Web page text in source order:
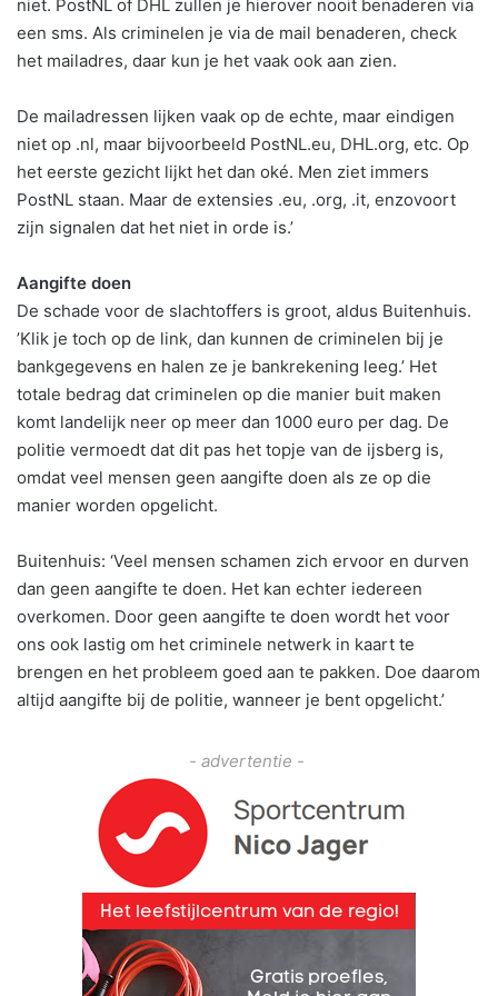
niet. PostNL of DHL zullen je hierover nooit benaderen via
een sms. Als criminelen je via de mail benaderen, check
het mailadres, daar kun je het vaak ook aan zien.
De mailadressen lijken vaak op de echte, maar eindigen
niet op .nl, maar bijvoorbeeld PostNL.eu, DHL.org, etc. Op
het eerste gezicht lijkt het dan oké. Men ziet immers
PostNL staan. Maar de extensies .eu, .org, .it, enzovoort
zijn signalen dat het niet in orde is.’
Aangifte doen
De schade voor de slachtoffers is groot, aldus Buitenhuis.
’Klik je toch op de link, dan kunnen de criminelen bij je
bankgegevens en halen ze je bankrekening leeg.’ Het
totale bedrag dat criminelen op die manier buit maken
komt landelijk neer op meer dan 1000 euro per dag. De
politie vermoedt dat dit pas het topje van de ijsberg is,
omdat veel mensen geen aangifte doen als ze op die
manier worden opgelicht.
Buitenhuis: ‘Veel mensen schamen zich ervoor en durven
dan geen aangifte te doen. Het kan echter iedereen
overkomen. Door geen aangifte te doen wordt het voor
ons ook lastig om het criminele netwerk in kaart te
brengen en het probleem goed aan te pakken. Doe daarom
altijd aangifte bij de politie, wanneer je bent opgelicht.’
- advertentie -